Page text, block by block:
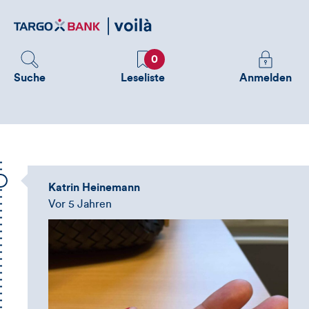
zum
Suche
Favoriten
0
Leseliste
Melden
Sie
um
Anmelden
Katrin Heinemann
Vor 5 Jahren